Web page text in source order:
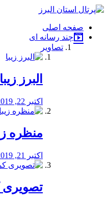
فصد
شرق
تهران
خشکشویی
صفحه اصلی
چند رسانه ای
تصاویر
البرز زیبا
اکتبر 22, 2019
منظره‌‌
اکتبر 21, 2019
️تصویری